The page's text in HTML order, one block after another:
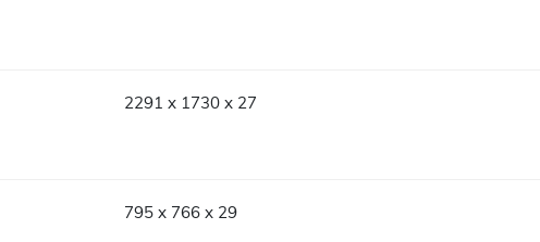
2291 x 1730 x 27
795 x 766 x 29